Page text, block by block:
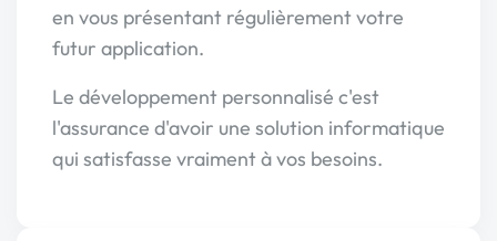
en vous présentant régulièrement votre
futur application.
Le développement personnalisé c'est
l'assurance d'avoir une solution informatique
qui satisfasse vraiment à vos besoins.